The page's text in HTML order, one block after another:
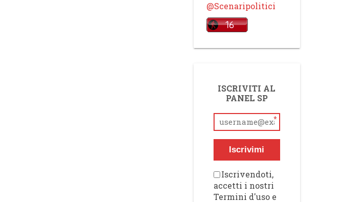
@Scenaripolitici
ISCRIVITI AL
PANEL SP
*
Iscrivimi
Iscrivendoti,
accetti i nostri
Termini d'uso e